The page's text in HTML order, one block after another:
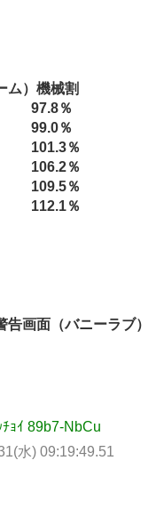
）機械割
％
％
％
％
％
％
告画面（バニーラブ）
ｮｲ 89b7-NbCu
水) 09:19:49.51